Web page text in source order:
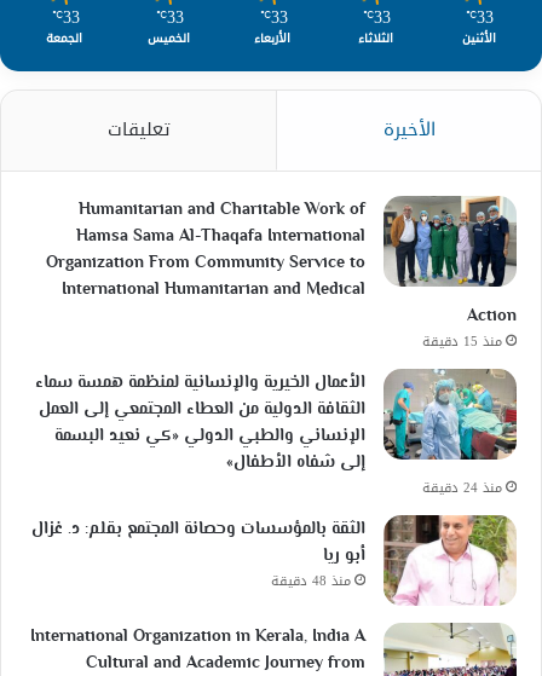
33
℃
الأثنين
33
℃
الثلاثاء
33
℃
الأربعاء
33
℃
الخميس
33
℃
الجمعة
الأخيرة تعليقات
Humanitarian and Charitable Work of
Hamsa Sama Al-Thaqafa International
Organization From Community Service to
International Humanitarian and Medical
Action
منذ 15 دقيقة
الأعمال الخيرية والإنسانية لمنظمة همسة سماء
الثقافة الدولية من العطاء المجتمعي إلى العمل
الإنساني والطبي الدولي «كي نعيد البسمة
إلى شفاه الأطفال»
منذ 24 دقيقة
الثقة بالمؤسسات وحصانة المجتمع بقلم: د. غزال
أبو ريا
منذ 48 دقيقة
International Organization in Kerala, India A
Cultural and Academic Journey from